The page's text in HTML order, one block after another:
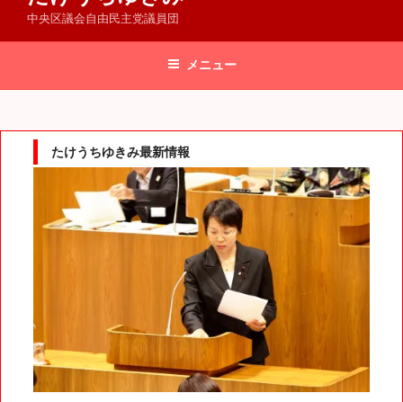
中央区議会自由民主党議員団
メニュー
たけうちゆきみ最新情報